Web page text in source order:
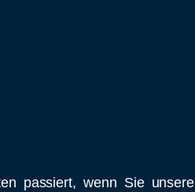
passiert, wenn Sie unsere